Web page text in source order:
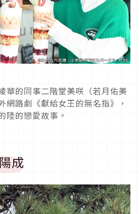
華的同事二階堂美咲（若月佑美
網路劇《獻給女王的無名指》，
陸的戀愛故事。
成